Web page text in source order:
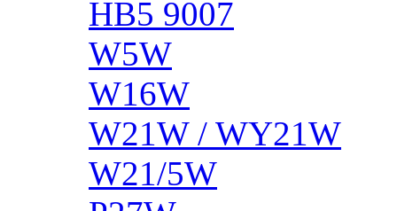
HB5 9007
W5W
W16W
W21W / WY21W
W21/5W